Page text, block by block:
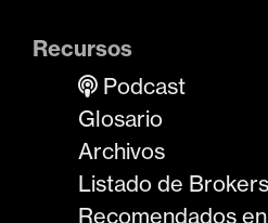
Recursos
Podcast
Glosario
Archivos
Listado de Brokers
Recomendados